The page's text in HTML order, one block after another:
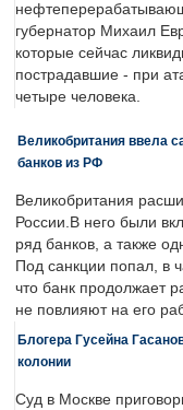
губернатор Михаил
которые сейчас
пострадавшие - при
четыре человека.
Великобритания ввела
банков из РФ
Великобритания
России.В него были
ряд банков, а также
Под санкции попал, в
что банк продолжает
не повлияют на его
Блогера Гусейна
колонии
Суд в Москве